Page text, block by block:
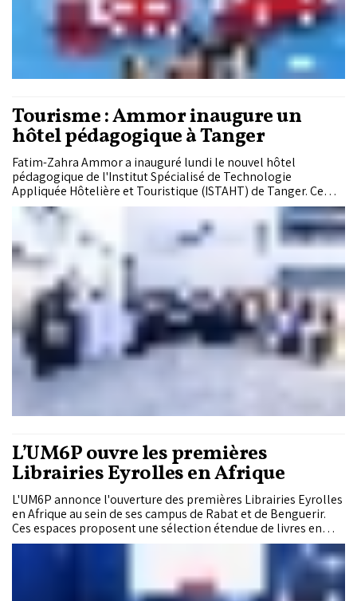
Tourisme : Ammor inaugure un
hôtel pédagogique à Tanger
Fatim-Zahra Ammor a inauguré lundi le nouvel hôtel
pédagogique de l'Institut Spécialisé de Technologie
Appliquée Hôtelière et Touristique (ISTAHT) de Tanger. Ce
projet s'inscrit dans le cadre du programme Charaka, entre le
Département du Tourisme et Millennium Challenge
Corporation (MCC).
L’UM6P ouvre les premières
Librairies Eyrolles en Afrique
L'UM6P annonce l'ouverture des premières Librairies Eyrolles
en Afrique au sein de ses campus de Rabat et de Benguerir.
Ces espaces proposent une sélection étendue de livres en
arabe, français et anglais, couvrant des thématiques diverses
afin de favoriser l’accès au savoir et d'enrichir l’expérience
académique et culturelle de sa communauté.